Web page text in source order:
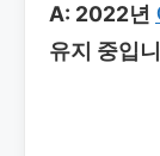
A: 2022년
유지 중입